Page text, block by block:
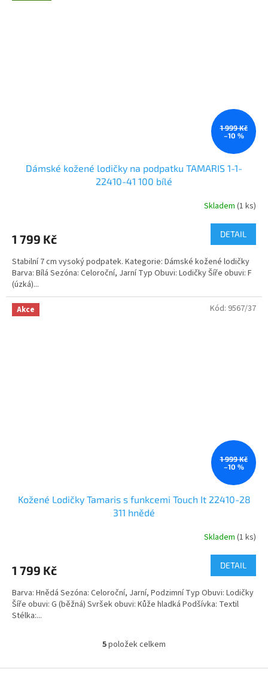
1 999 Kč
–10 %
Dámské kožené lodičky na podpatku TAMARIS 1-1-
22410-41 100 bílé
Skladem (1 ks)
1 799 Kč DETAIL
Stabilní 7 cm vysoký podpatek. Kategorie: Dámské kožené lodičky
Barva: Bílá Sezóna: Celoroční, Jarní Typ Obuvi: Lodičky Šíře obuvi: F
(úzká)...
Akce
1 999 Kč
–10 %
Kožené Lodičky Tamaris s funkcemi Touch It 22410-28
311 hnědé
Skladem (1 ks)
1 799 Kč DETAIL
Barva: Hnědá Sezóna: Celoroční, Jarní, Podzimní Typ Obuvi: Lodičky
Šíře obuvi: G (běžná) Svršek obuvi: Kůže hladká Podšívka: Textil
Stélka:...
Kód: 9567/37
O
l
5položek celkem